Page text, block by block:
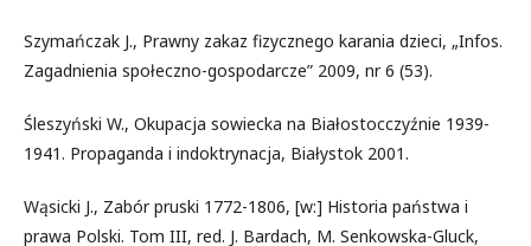
Szymańczak J., Prawny zakaz fizycznego karania dzieci, „Infos.
Zagadnienia społeczno-gospodarcze” 2009, nr 6 (53).
Śleszyński W., Okupacja sowiecka na Białostocczyźnie 1939-
1941. Propaganda i indoktrynacja, Białystok 2001.
Wąsicki J., Zabór pruski 1772-1806, [w:] Historia państwa i
prawa Polski. Tom III, red. J. Bardach, M. Senkowska-Gluck,